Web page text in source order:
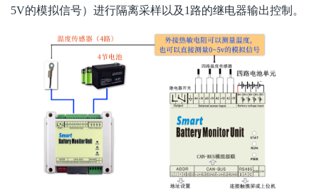
5V的模拟信号）进行隔离采样以及1路的继电器输出控制。